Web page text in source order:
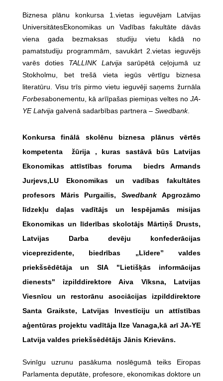
Biznesa plānu konkursa 1.vietas ieguvējam Latvijas
UniversitātesEkonomikas un Vadības fakultāte dāvās
viena gada bezmaksas studiju vietu kādā no
pamatstudiju programmām, savukārt 2.vietas ieguvējs
varēs doties TALLINK Latvija sarūpētā ceļojumā uz
Stokholmu, bet trešā vieta iegūs vērtīgu biznesa
literatūru. Visu trīs pirmo vietu ieguvēji saņems žurnāla
Forbesabonementu, kā arīīpašas piemiņas veltes noJA-
YE Latvija galvenā sadarbības partnera – Swedbank.
Konkursa finālā skolēnu biznesa plānus vērtēs
kompetenta žūrija , kuras sastāvā būs Latvijas
Ekonomikas attīstības foruma biedrs Armands
Jurjevs,LU Ekonomikas un vadības fakultātes
profesors Māris Purgailis,Swedbank Apgrozāmo
līdzekļu daļas vadītājs un Iespējamās misijas
Ekonomikas un līderības skolotājs Mārtiņš Drusts,
Latvijas Darba devēju konfederācijas
viceprezidente, biedrības „Līdere” valdes
priekšsēdētāja un SIA "Lietišķās informācijas
dienests" izpilddirektore Aiva Vīksna, Latvijas
Viesnīcu un restorānu asociācijas izpilddirektore
Santa Graikste, Latvijas Investīciju un attīstības
aģentūras projektu vadītāja Ilze Vanaga,kā arī JA-YE
Latvija valdes priekšsēdētājs Jānis Krievāns.
Svinīgu uzrunu pasākuma noslēgumā teiks Eiropas
Parlamenta deputāte, profesore, ekonomikas doktore un